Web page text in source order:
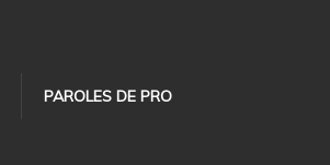
PAROLES DE PRO